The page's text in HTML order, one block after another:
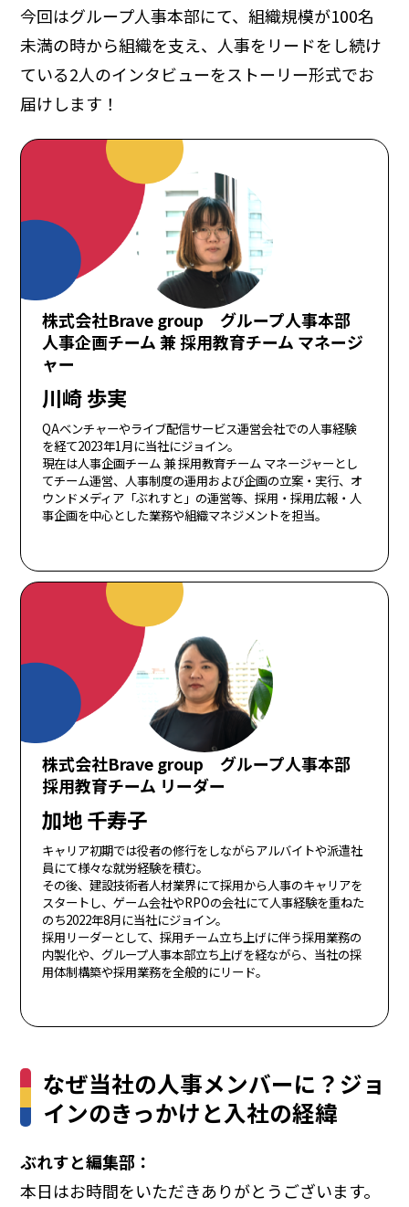
今回はグループ人事本部にて、組織規模が100名
未満の時から組織を支え、人事をリードをし続け
ている2人のインタビューをストーリー形式でお
届けします！
株式会社Brave group グループ人事本部
人事企画チーム 兼 採用教育チーム マネージ
ャー
川崎 歩実
QAベンチャーやライブ配信サービス運営会社での人事経験
を経て2023年1月に当社にジョイン。
現在は人事企画チーム 兼 採用教育チーム マネージャーとし
てチーム運営、人事制度の運用および企画の立案・実行、オ
ウンドメディア「ぶれすと」の運営等、採用・採用広報・人
事企画を中心とした業務や組織マネジメントを担当。
株式会社Brave group グループ人事本部
採用教育チーム リーダー
加地 千寿子
キャリア初期では役者の修行をしながらアルバイトや派遣社
員にて様々な就労経験を積む。
その後、建設技術者人材業界にて採用から人事のキャリアを
スタートし、ゲーム会社やRPOの会社にて人事経験を重ねた
のち2022年8月に当社にジョイン。
採用リーダーとして、採用チーム立ち上げに伴う採用業務の
内製化や、グループ人事本部立ち上げを経ながら、当社の採
用体制構築や採用業務を全般的にリード。
なぜ当社の人事メンバーに？ジョ
インのきっかけと入社の経緯
ぶれすと編集部：
本日はお時間をいただきありがとうございます。